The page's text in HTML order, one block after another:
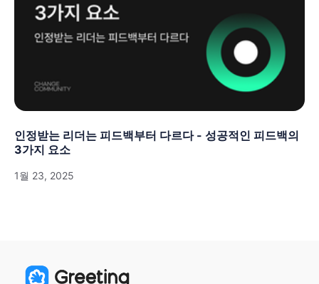
인정받는 리더는 피드백부터 다르다 - 성공적인 피드백의
3가지 요소
1월 23, 2025